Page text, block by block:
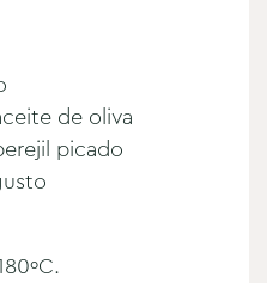
de oliva
picado